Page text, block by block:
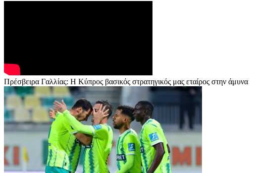
Πρέσβειρα Γαλλίας: Η Κύπρος βασικός στρατηγικός μας εταίρος στην άμυνα